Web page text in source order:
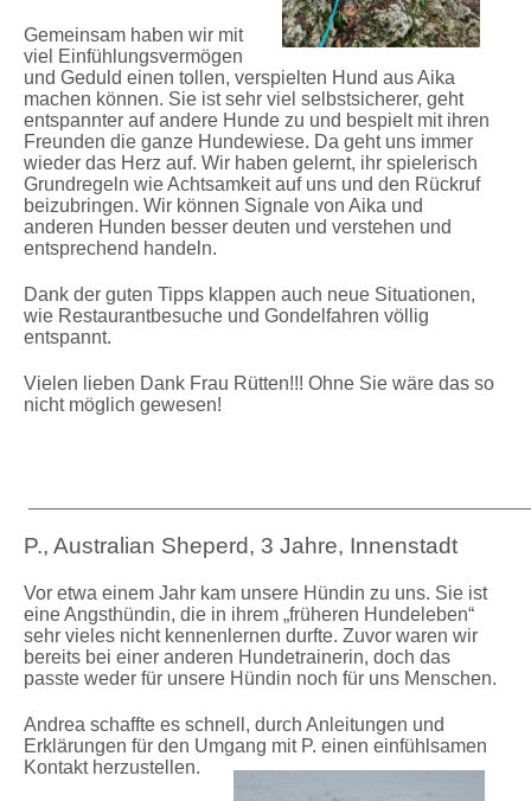
Gemeinsam haben wir mit
viel Einfühlungsvermögen
und Geduld einen tollen, verspielten Hund aus Aika
machen können. Sie ist sehr viel selbstsicherer, geht
entspannter auf andere Hunde zu und bespielt mit ihren
Freunden die ganze Hundewiese. Da geht uns immer
wieder das Herz auf. Wir haben gelernt, ihr spielerisch
Grundregeln wie Achtsamkeit auf uns und den Rückruf
beizubringen. Wir können Signale von Aika und
anderen Hunden besser deuten und verstehen und
entsprechend handeln.
Dank der guten Tipps klappen auch neue Situationen,
wie Restaurantbesuche und Gondelfahren völlig
entspannt.
Vielen lieben Dank Frau Rütten!!! Ohne Sie wäre das so
nicht möglich gewesen!
P., Australian Sheperd, 3 Jahre, Innenstadt
Vor etwa einem Jahr kam unsere Hündin zu uns. Sie ist
eine Angsthündin, die in ihrem „früheren Hundeleben“
sehr vieles nicht kennenlernen durfte. Zuvor waren wir
bereits bei einer anderen Hundetrainerin, doch das
passte weder für unsere Hündin noch für uns Menschen.
Andrea schaffte es schnell, durch Anleitungen und
Erklärungen für den Umgang mit P. einen einfühlsamen
Kontakt herzustellen.